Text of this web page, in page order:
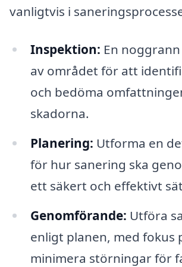
vanligtvis i
Inspektion: En
av området för att
och bedöma
skadorna.
Planering: Utforma en
för hur sanering ska
ett säkert och effektivt
Genomförande: Utföra
enligt planen, med fokus
minimera störningar för